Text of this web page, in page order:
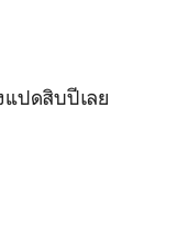
ปดสิบปีเลย